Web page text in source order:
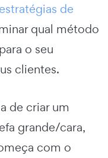
estratégias de
qual método
o seu
clientes.
de criar um
grande/cara,
com o